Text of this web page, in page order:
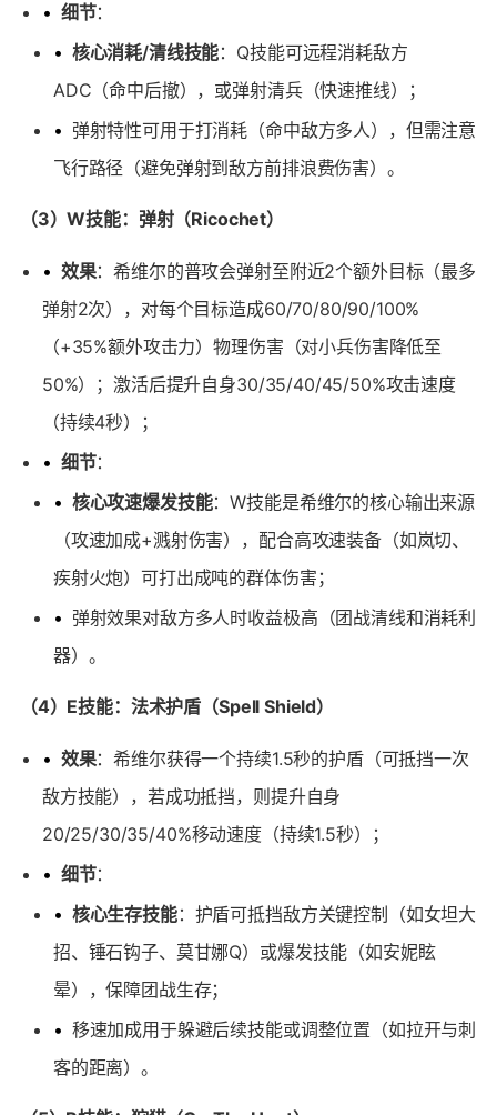
• 细节：
• 核心消耗/清线技能：Q技能可远程消耗敌方
ADC（命中后撤），或弹射清兵（快速推线）；
• 弹射特性可用于打消耗（命中敌方多人），但需注意
飞行路径（避免弹射到敌方前排浪费伤害）。
（3）W技能：弹射（Ricochet）
• 效果：希维尔的普攻会弹射至附近2个额外目标（最多
弹射2次），对每个目标造成60/70/80/90/100%
（+35%额外攻击力）物理伤害（对小兵伤害降低至
50%）；激活后提升自身30/35/40/45/50%攻击速度
（持续4秒）；
• 细节：
• 核心攻速爆发技能：W技能是希维尔的核心输出来源
（攻速加成+溅射伤害），配合高攻速装备（如岚切、
疾射火炮）可打出成吨的群体伤害；
• 弹射效果对敌方多人时收益极高（团战清线和消耗利
器）。
（4）E技能：法术护盾（Spell Shield）
• 效果：希维尔获得一个持续1.5秒的护盾（可抵挡一次
敌方技能），若成功抵挡，则提升自身
20/25/30/35/40%移动速度（持续1.5秒）；
• 细节：
• 核心生存技能：护盾可抵挡敌方关键控制（如女坦大
招、锤石钩子、莫甘娜Q）或爆发技能（如安妮眩
晕），保障团战生存；
• 移速加成用于躲避后续技能或调整位置（如拉开与刺
客的距离）。